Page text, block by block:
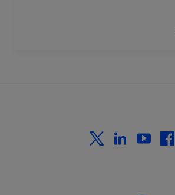
facebook
youtube
linkedin
twitter